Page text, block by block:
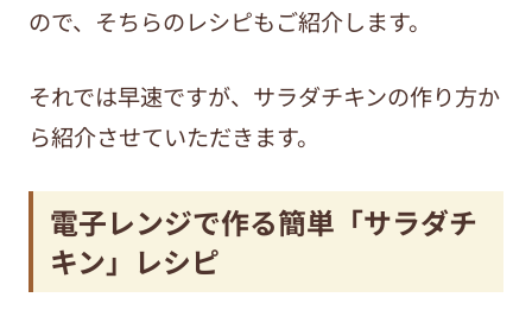
ので、そちらのレシピもご紹介します。
それでは早速ですが、サラダチキンの作り方か
ら紹介させていただきます。
電子レンジで作る簡単「サラダチ
キン」レシピ